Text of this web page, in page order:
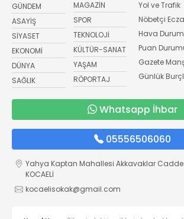
GÜNDEM
ASAYİŞ
SİYASET
EKONOMİ
DÜNYA
SAĞLIK
MAGAZİN
SPOR
TEKNOLOJİ
KÜLTÜR-SANAT
YAŞAM
RÖPORTAJ
Yol ve Trafik
Nöbetçi
Hava
Puan
Gazete
Günlük
Whatsapp İhbar
05556506060
Yahya Kaptan Mahallesi Akkavaklar
KOCAELİ
kocaelisokak@gmail.com